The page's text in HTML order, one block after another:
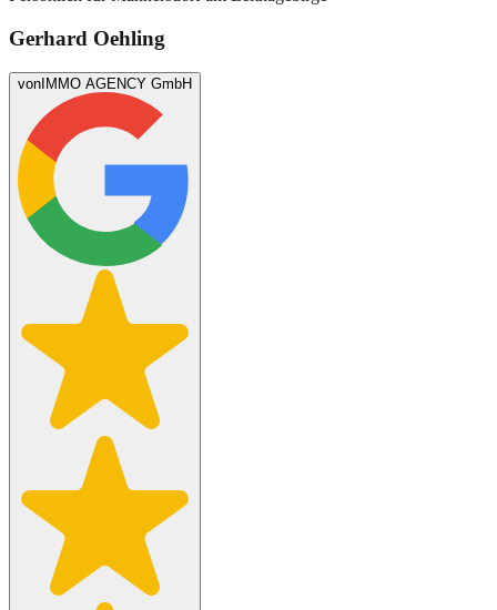
Gerhard Oehling
vonIMMO AGENCY GmbH